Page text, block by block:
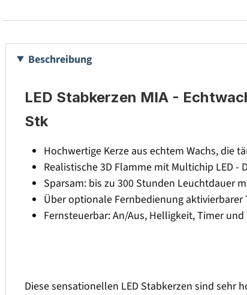
Beschreibung
LED Stabkerzen MIA -
Stk
Hochwertige Kerze aus echtem Wachs, die
Realistische 3D Flamme mit Multichip LED -
Sparsam: bis zu 300 Stunden Leuchtdauer
Über optionale Fernbedienung
Fernsteuerbar: An/Aus, Helligkeit, Timer
Diese sensationellen LED Stabkerzen sind